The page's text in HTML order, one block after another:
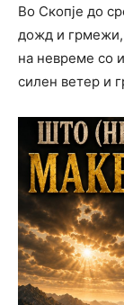
Во Скопје до
дожд и грмежи,
на невреме со
силен ветер и